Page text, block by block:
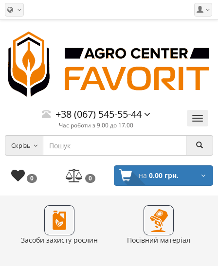
Меню
+38 (067) 545-55-44
Час роботи з 9.00 до 17.00
Скрізь
0 0 на 0.00 грн.
Засоби захисту рослин Посівний матеріал